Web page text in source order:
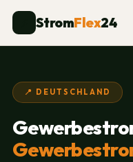
StromFlex24
📍 DEUTSCHLAND